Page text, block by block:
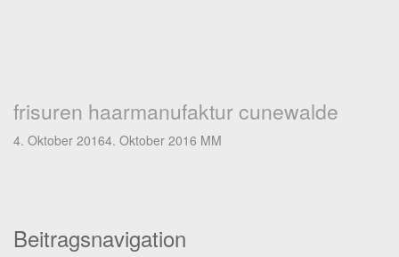
frisuren haarmanufaktur cunewalde
4. Oktober 20164. Oktober 2016 MM
Beitragsnavigation